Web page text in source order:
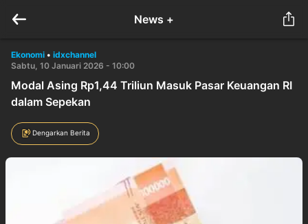
News +
Ekonomi • idxchannel
Sabtu, 10 Januari 2026 - 10:00
Modal Asing Rp1,44 Triliun Masuk Pasar Keuangan RI
dalam Sepekan
Dengarkan Berita